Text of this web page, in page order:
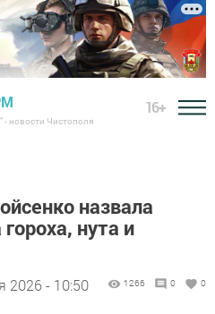
- новости Чистополя
16+
назвала
нута и
2026 - 10:50 1266 0 0